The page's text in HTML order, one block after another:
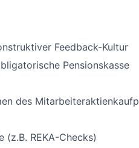
Feedback-Kultur
Pensionskasse
des
REKA-Checks)